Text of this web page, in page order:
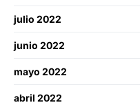
julio 2022
junio 2022
mayo 2022
abril 2022